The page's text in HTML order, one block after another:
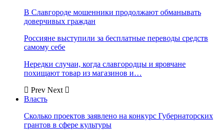
В Славгороде мошенники продолжают обманывать
доверчивых граждан
Россияне выступили за бесплатные переводы средств
самому себе
Нередки случаи, когда славгородцы и яровчане
похищают товар из магазинов и…
Prev Next
Власть
Сколько проектов заявлено на конкурс Губернаторских
грантов в сфере культуры